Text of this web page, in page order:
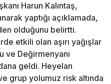
Harun Kalıntaş,
yaptığı açıklamada,
olduğunu belirtti.
etkili olan aşırı yağışlar
ve Değirmenyanı
geldi. Heyelan
grup yolumuz risk altında